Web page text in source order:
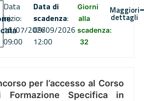
Data
inizio:
16/07/2026
09:00
Data di
scadenza:
09/09/2026
12:00
Giorni
alla
scadenza:
32
Maggiori
dettagli
per l’accesso al Corso
Formazione Specifica in